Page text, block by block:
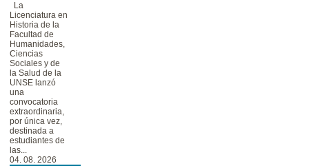
La
Licenciatura en
Historia de la
Facultad de
Humanidades,
Ciencias
Sociales y de
la Salud de la
UNSE lanzó
una
convocatoria
extraordinaria,
por única vez,
destinada a
estudiantes de
las...
04. 08. 2026